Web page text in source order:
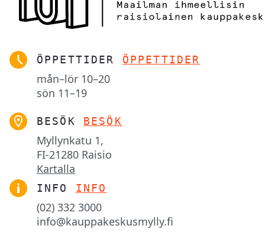
ÖPPETTIDER ÖPPETTIDER
mån–lör 10–20
sön 11–19
BESÖK BESÖK
Myllynkatu 1,
FI-21280 Raisio
Kartalla
INFO INFO
(02) 332 3000
info@kauppakeskusmylly.fi